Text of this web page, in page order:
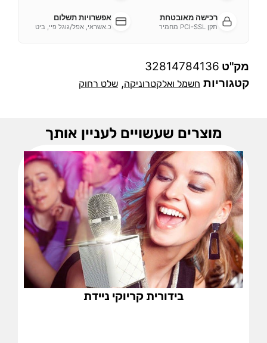
רכישה מאובטחת
תקן PCI-SSL מחמיר
אפשרויות תשלום
כ.אשראי, אפל/גוגל פיי, ביט
מק"ט 32814784136
קטגוריות חשמל ואלקטרוניקה, שלט רחוק
מוצרים שעשויים לעניין אותך
בידורית קריוקי ניידת